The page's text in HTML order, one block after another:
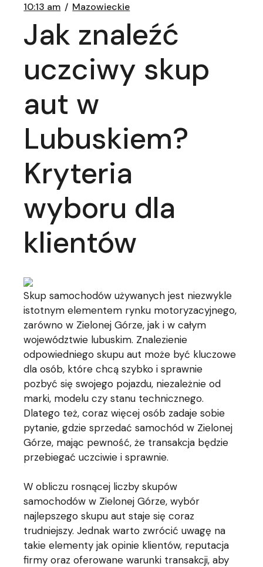
10:13 am Mazowieckie
Jak znaleźć
uczciwy skup
aut w
Lubuskiem?
Kryteria
wyboru dla
klientów
Skup samochodów używanych jest niezwykle
istotnym elementem rynku motoryzacyjnego,
zarówno w Zielonej Górze, jak i w całym
województwie lubuskim. Znalezienie
odpowiedniego skupu aut może być kluczowe
dla osób, które chcą szybko i sprawnie
pozbyć się swojego pojazdu, niezależnie od
marki, modelu czy stanu technicznego.
Dlatego też, coraz więcej osób zadaje sobie
pytanie, gdzie sprzedać samochód w Zielonej
Górze, mając pewność, że transakcja będzie
przebiegać uczciwie i sprawnie.
W obliczu rosnącej liczby skupów
samochodów w Zielonej Górze, wybór
najlepszego skupu aut staje się coraz
trudniejszy. Jednak warto zwrócić uwagę na
takie elementy jak opinie klientów, reputacja
firmy oraz oferowane warunki transakcji, aby